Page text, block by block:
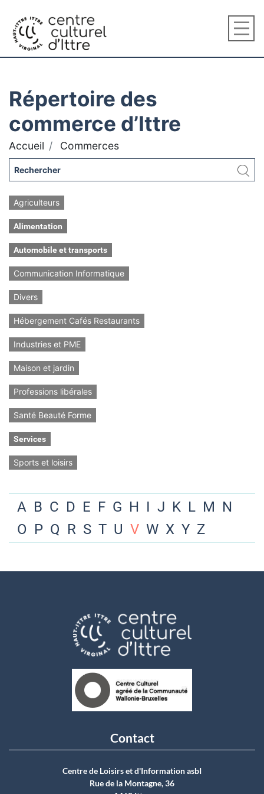
Répertoire des
commerce d’Ittre
Accueil Commerces
Agriculteurs
Alimentation
Automobile et transports
Communication Informatique
Divers
Hébergement Cafés Restaurants
Industries et PME
Maison et jardin
Professions libérales
Santé Beauté Forme
Services
Sports et loisirs
A B C D E F G H I J K L M N
O P Q R S T U V W X Y Z
Contact
Centre de Loisirs et d'Information asbI
Rue de la Montagne, 36